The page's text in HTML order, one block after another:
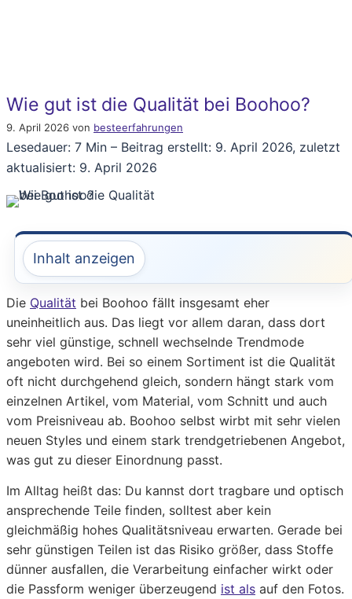
Wie gut ist die Qualität bei Boohoo?
9. April 2026 von besteerfahrungen
Lesedauer: 7 Min – Beitrag erstellt: 9. April 2026, zuletzt
aktualisiert: 9. April 2026
Inhalt anzeigen
Die Qualität bei Boohoo fällt insgesamt eher
uneinheitlich aus. Das liegt vor allem daran, dass dort
sehr viel günstige, schnell wechselnde Trendmode
angeboten wird. Bei so einem Sortiment ist die Qualität
oft nicht durchgehend gleich, sondern hängt stark vom
einzelnen Artikel, vom Material, vom Schnitt und auch
vom Preisniveau ab. Boohoo selbst wirbt mit sehr vielen
neuen Styles und einem stark trendgetriebenen Angebot,
was gut zu dieser Einordnung passt.
Im Alltag heißt das: Du kannst dort tragbare und optisch
ansprechende Teile finden, solltest aber kein
gleichmäßig hohes Qualitätsniveau erwarten. Gerade bei
sehr günstigen Teilen ist das Risiko größer, dass Stoffe
dünner ausfallen, die Verarbeitung einfacher wirkt oder
die Passform weniger überzeugend ist als auf den Fotos.